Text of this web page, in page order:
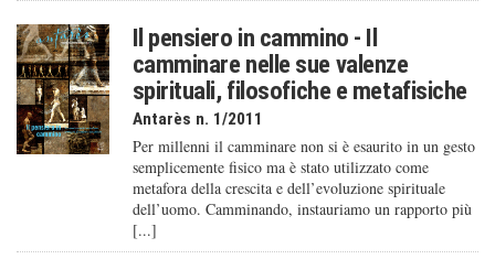
Il pensiero in cammino - Il
camminare nelle sue valenze
spirituali, filosofiche e metafisiche
Antarès n. 1/2011
Per millenni il camminare non si è esaurito in un gesto
semplicemente fisico ma è stato utilizzato come
metafora della crescita e dell’evoluzione spirituale
dell’uomo. Camminando, instauriamo un rapporto più
[...]